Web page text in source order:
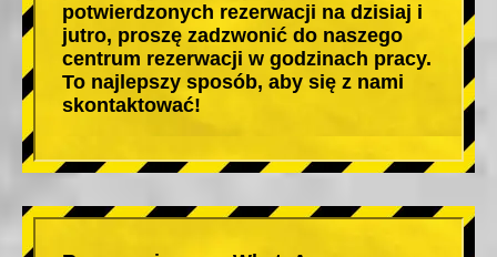
potwierdzonych rezerwacji na dzisiaj i
jutro, proszę zadzwonić do naszego
centrum rezerwacji w godzinach pracy.
To najlepszy sposób, aby się z nami
skontaktować!